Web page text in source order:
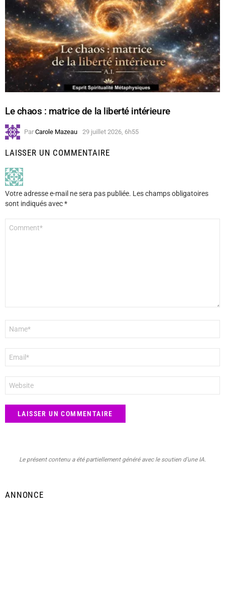
Le chaos : matrice de la liberté intérieure
Par Carole Mazeau 29 juillet 2026, 6h55
LAISSER UN COMMENTAIRE
Votre adresse e-mail ne sera pas publiée. Les champs obligatoires
sont indiqués avec*
mail
*
web
Le présent contenu a été partiellement généré avec le soutien d’une IA.
ANNONCE